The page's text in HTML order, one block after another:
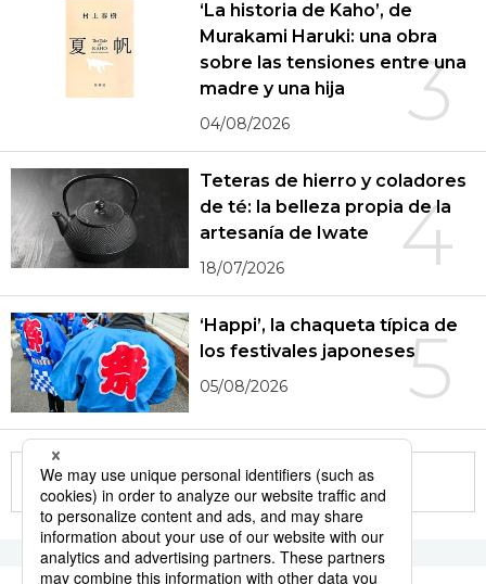
3
‘La historia de Kaho’, de
Murakami Haruki: una obra
sobre las tensiones entre una
madre y una hija
04/08/2026
4
Teteras de hierro y coladores
de té: la belleza propia de la
artesanía de Iwate
18/07/2026
5
‘Happi’, la chaqueta típica de
los festivales japoneses
05/08/2026
More in this series